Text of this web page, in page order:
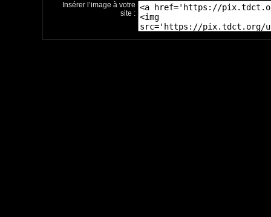
Insérer l’image à votre
site :